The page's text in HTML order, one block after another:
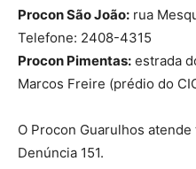
Procon São João: rua
Telefone: 2408-4315
Procon Pimentas: estrada
Marcos Freire (prédio do
O Procon Guarulhos
Denúncia 151.